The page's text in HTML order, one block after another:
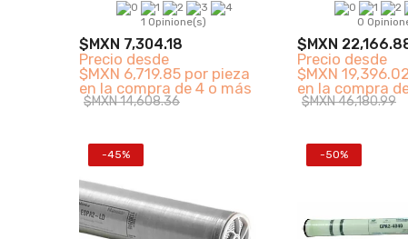
1 Opinione(s)
$MXN 7,304.18
Precio desde
$MXN 6,719.85 por pieza
en la compra de 4 o más
$MXN 14,608.36
0
$MXN
Precio desde
$MXN
en la compra
$MXN 46,180.99
-45% -50%